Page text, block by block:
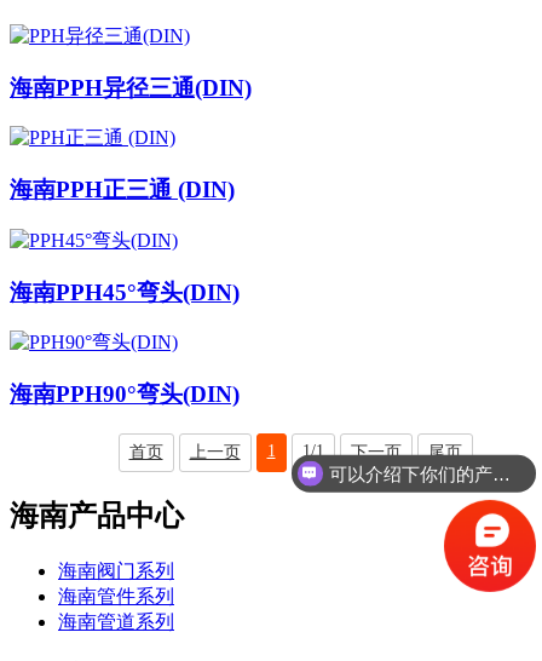
海南PPH异径三通(DIN)
海南PPH正三通 (DIN)
海南PPH45°弯头(DIN)
海南PPH90°弯头(DIN)
首页 上一页 1 1/1 下一页 尾页
海南产品中心
海南阀门系列
海南管件系列
海南管道系列
可以介绍下你们的产品么